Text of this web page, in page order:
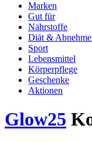
Marken
Gut für
Nährstoffe
Diät &
Sport
Lebensmittel
Körperpflege
Geschenke
Aktionen
Glow25